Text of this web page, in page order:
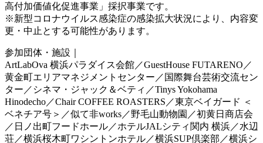
高付加価値化促進事業」採択事業です。
※新型コロナウイルス感染症の感染拡大状況により、内容変
更・中止とする可能性があります。
参加団体・施設｜
ArtLabOva 横浜パラダイス会館／GuestHouse FUTARENO／
黄金町エリアマネジメントセンター／国際舞台芸術交流セン
ター／シネマ・ジャック＆ベティ／Tinys Yokohama
Hinodecho／Chair COFFEE ROASTERS／東京ベイガード ＜
ベネチア号＞／似て非works／野毛山動物園／初黄日商店会
／日ノ出町フードホール／ホテルJALシティ関内 横浜／水辺
荘／横浜桜木町ワシントンホテル／横浜SUP倶楽部／横浜シ